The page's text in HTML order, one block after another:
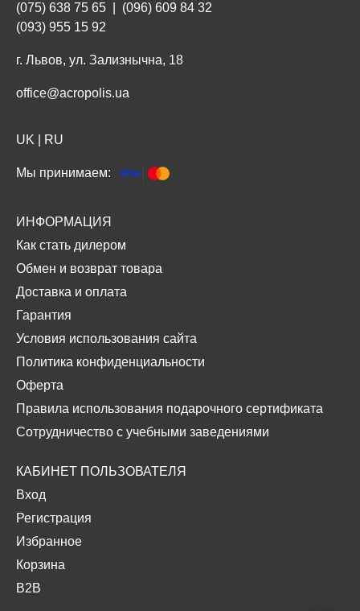
(075) 638 75 65
(096) 609 84 32
(093) 955 15 92
г. Львов, ул. Зализнычна, 18
office@acropolis.ua
UK RU
Мы принимаем:
ИНФОРМАЦИЯ
Как стать дилером
Обмен и возврат товара
Доставка и оплата
Гарантия
Условия использования сайта
Политика конфиденциальности
Оферта
Правила использования подарочного сертификата
Сотрудничество с учебными заведениями
КАБИНЕТ ПОЛЬЗОВАТЕЛЯ
Вход
Регистрация
Избранное
Корзина
B2B